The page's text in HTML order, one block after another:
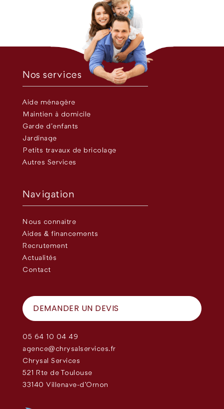
Nos services
Aide ménagère
Maintien à domicile
Garde d’enfants
Jardinage
Petits travaux de bricolage
Autres Services
Navigation
Nous connaître
Aides & financements
Recrutement
Actualités
Contact
DEMANDER UN DEVIS
05 64 10 04 49
agence@chrysalservices.fr
Chrysal Services
521 Rte de Toulouse
33140 Villenave-d'Ornon